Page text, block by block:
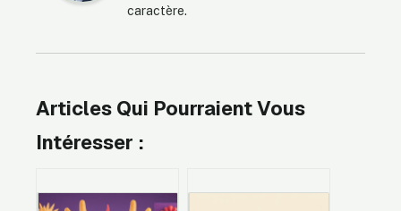
caractère.
Articles Qui Pourraient Vous
Intéresser :